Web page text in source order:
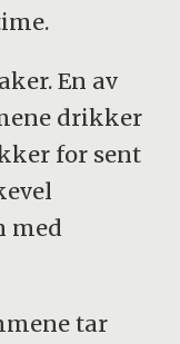
En av
drikker
for sent
med
tar